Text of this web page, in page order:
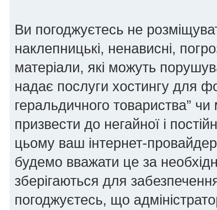
Ви погоджуєтесь не
наклепницькі, ненависні,
матеріали, які можуть
надає послуги хостингу для
геральдичного товариства”
призвести до негайної і
цьому ваш інтернет-
будемо вважати це за
зберігаються для
погоджуєтесь, що